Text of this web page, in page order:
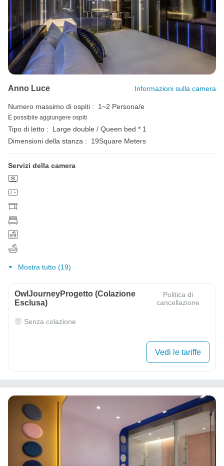
Anno Luce Informazioni sulla camera
Numero massimo di ospiti : 1~2 Persona/e
È possibile aggiungere ospiti
Tipo di letto :
Large double / Queen bed * 1
Dimensioni della stanza :
19Square Meters
Servizi della camera
Mostra tutto (19)
OwlJourneyProgetto (colazione
Esclusa)
Politica di
cancellazione
Senza colazione
Vedi le tariffe